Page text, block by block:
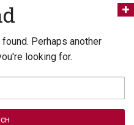
Perhaps another
looking for.